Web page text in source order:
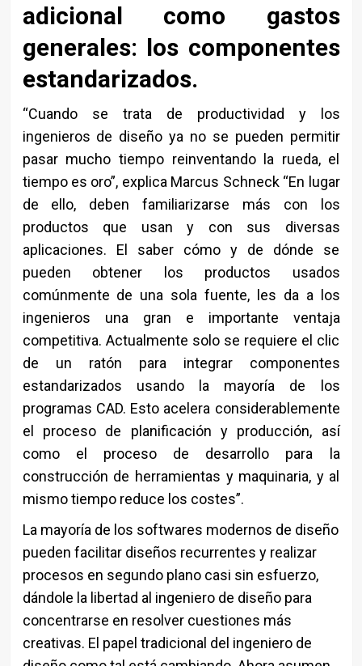
adicional como gastos
generales: los componentes
estandarizados.
“Cuando se trata de productividad y los
ingenieros de diseño ya no se pueden permitir
pasar mucho tiempo reinventando la rueda, el
tiempo es oro”, explica Marcus Schneck “En lugar
de ello, deben familiarizarse más con los
productos que usan y con sus diversas
aplicaciones. El saber cómo y de dónde se
pueden obtener los productos usados
comúnmente de una sola fuente, les da a los
ingenieros una gran e importante ventaja
competitiva. Actualmente solo se requiere el clic
de un ratón para integrar componentes
estandarizados usando la mayoría de los
programas CAD. Esto acelera considerablemente
el proceso de planificación y producción, así
como el proceso de desarrollo para la
construcción de herramientas y maquinaria, y al
mismo tiempo reduce los costes”.
La mayoría de los softwares modernos de diseño
pueden facilitar diseños recurrentes y realizar
procesos en segundo plano casi sin esfuerzo,
dándole la libertad al ingeniero de diseño para
concentrarse en resolver cuestiones más
creativas. El papel tradicional del ingeniero de